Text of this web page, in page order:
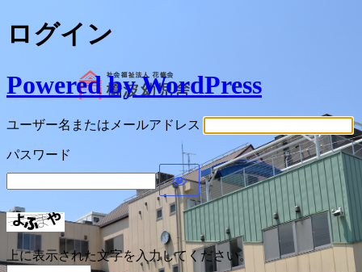
ログイン
Powered by WordPress
ユーザー名またはメールアドレス
パスワード
上に表示された文字を入力してください。